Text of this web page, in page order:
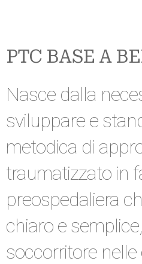
PTC BASE A
Nasce dalla
sviluppare e
metodica di
traumatizzato in
preospedaliera
chiaro e
soccorritore